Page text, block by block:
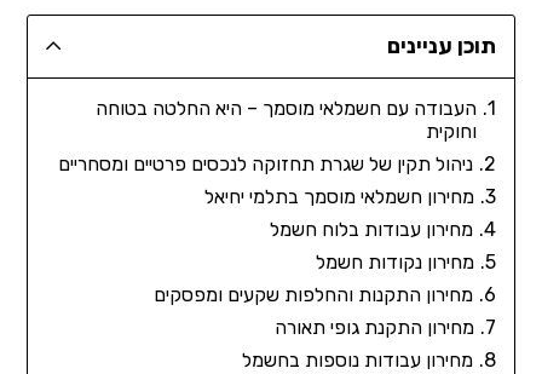
תוכן עניינים
העבודה עם חשמלאי מוסמך – היא החלטה בטוחה
וחוקית
ניהול תקין של שגרת תחזוקה לנכסים פרטיים ומסחריים
מחירון חשמלאי מוסמך בתלמי יחיאל
מחירון עבודות בלוח חשמל
מחירון נקודות חשמל
מחירון התקנות והחלפות שקעים ומפסקים
מחירון התקנת גופי תאורה
מחירון עבודות נוספות בחשמל